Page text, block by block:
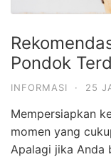
Pondok
INFORMASI · 25
Mempersiapkan
momen yang
Apalagi jika Anda